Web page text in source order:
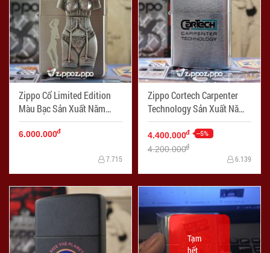
Zippo Cổ Limited Edition
Màu Bạc Sản Xuất Năm
1996
6.000.000đ
7.715
Zippo Cortech Carpenter
Technology Sản Xuất Năm
1977
4.400.000đ --5%
4.200.000đ
6.139
Tạm
hết